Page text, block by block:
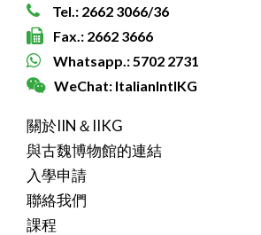
Tel.: 2662 3066/36
Fax.: 2662 3666
Whatsapp.: 5702 2731
WeChat: ItalianIntlKG
關於IIN＆IIKG
與古魏博物館的連結
入學申請
聯絡我們
課程